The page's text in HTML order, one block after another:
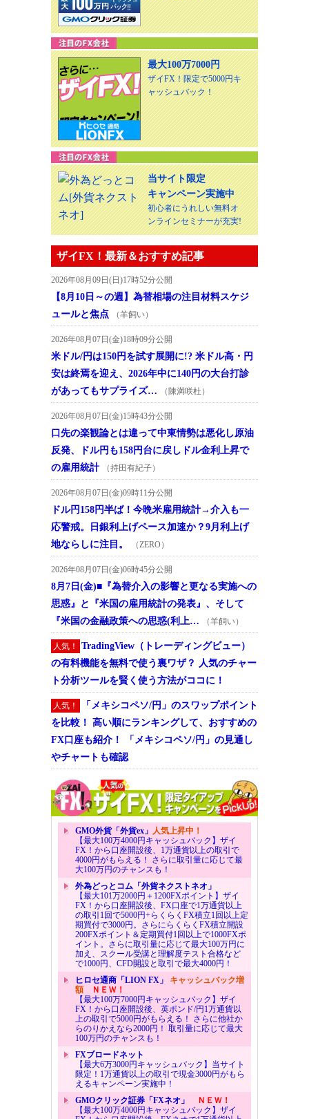
最大100万7000円
ザイFX！限定で5000円キ
ャッシュバック！
当サイト限定
キャンペーン実施中
初心者にうれしい無料オ
ンラインセミナーが充実!
ザイFX！最新＆おすすめ記事
2026年08月09日(日)17時52分公開
【8月10日～の週】為替相場の注目材料スケジ
ュールと焦点
（羊飼い）
2026年08月07日(金)18時09分公開
米ドル/円は150円を試す展開に!? 米ドル高・円
安は終焉を迎え、2026年中に140円の大台打診
があってもサプライズ…
（陳満咲杜）
2026年08月07日(金)15時43分公開
口先の楽観論とは違って中東情勢は悪化し原油
反発、ドル円も158円台に戻しドル金利上昇で
の雇用統計
（持田有紀子）
2026年08月07日(金)09時11分公開
ドル円158円半ば！今晩米雇用統計→介入も一
応警戒。日銀利上げペース加速か？9月利上げ
地ならしに注目。
（ZERO）
2026年08月07日(金)06時45分公開
8月7日(金)■『為替介入の影響と更なる実施への
思惑』と『米国の雇用統計の発表』、そして
『米国の金融政策への思惑(利上…
（羊飼い）
人気！
TradingView（トレーディングビュー）
の有料機能を無料で使う裏ワザ？ 人気のチャー
ト分析ツールを賢く使う方法がココに！
人気！
「メキシコペソ/円」のスワップポイント
を比較！ 高い順にランキングして、おすすめの
FX口座も紹介！ 「メキシコペソ/円」の見通し
やチャートも確認
GMO外貨「外貨ex」 人気上昇中！
【最大100万4000円キャッシュバック】ザイ
FX！から口座開設後、1万通貨以上の取引で
4000円がもらえる！ さらに取引量に応じて最
大100万円のチャンスも！
外為どっとコム「外貨ネクストネオ」
【最大101万2000円＋1200FXポイント】ザイ
FX！から口座開設後、FX口座で1万通貨以上
の取引1回で5000円+らくらくFX積立1回以上定
期買付で3000円。さらにらくらくFX積立開設
200FXポイント＆定期買付1回以上で1000FXポ
イント。さらに取引量に応じて最大100万円に
加え、スクール受講と理解度テスト合格など
で1000円、CFD開設と取引で最大4000円！
ヒロセ通商「LION FX」 キャッシュバック増
額ＮＥＷ！
【最大100万7000円キャッシュバック】ザイ
FX！から口座開設後、英ポンド/円1万通貨以
上の取引で5000円がもらえる！ さらに他社か
らのりかえなら2000円！ 取引量に応じて最大
100万円のチャンスも！
FXブロードネット
【最大6万3000円キャッシュバック】当サイト
限定！1万通貨以上の取引で現金3000円がもら
えるキャンペーン実施中！
GMOクリック証券「FXネオ」
ＮＥＷ！
【最大100万4000円キャッシュバック】ザイ